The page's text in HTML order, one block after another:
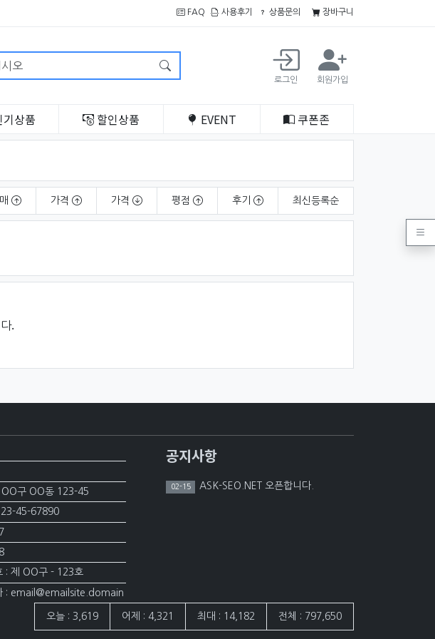
FAQ 사용후기 상품문의 장바구니
필수
로그인 회원가입
상품 할인상품 EVENT 쿠폰존
가격 가격 평점 후기 최신등록순
.
구 OO동 123-45
45-67890
: 제 OO구 - 123호
: email@emailsite.domain
공지사항
02-15 ASK-SEO.NET 오픈합니다.
접속자집계
오늘 : 3,619 어제 : 4,321 최대 : 14,182 전체 : 797,650